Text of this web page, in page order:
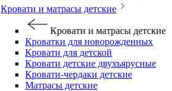
Кровати и матрасы детские
Кровати и матрасы детские
Кроватки для новорожденных
Кровати для детской
Кровати детские двухъярусные
Кровати-чердаки детские
Матрасы детские